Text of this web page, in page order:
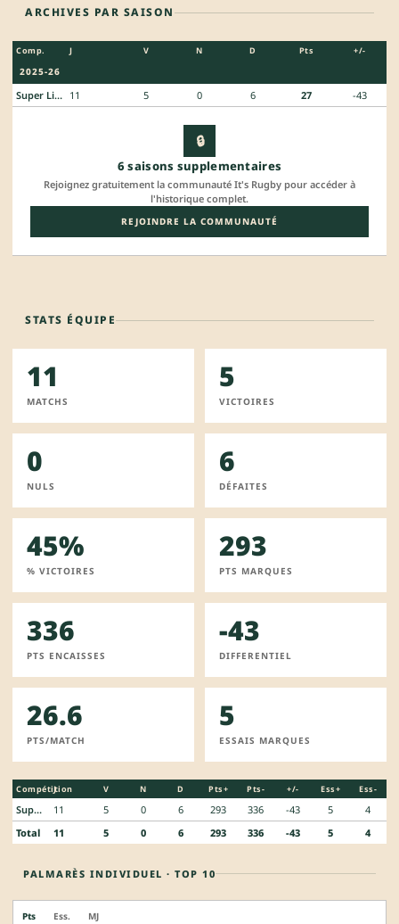
ARCHIVES PAR SAISON
Comp. J V N D Pts +/-
2025-26
Super Liga Americana 11 5 0 6 27 -43
🔒
6 saisons supplementaires
Rejoignez gratuitement la communauté It's Rugby pour accéder à
l'historique complet.
REJOINDRE LA COMMUNAUTÉ
STATS ÉQUIPE
11
MATCHS
5
VICTOIRES
0
NULS
6
DÉFAITES
45%
% VICTOIRES
293
PTS MARQUES
336
PTS ENCAISSES
-43
DIFFERENTIEL
26.6
PTS/MATCH
5
ESSAIS MARQUES
Compétition
J V N D Pts+ Pts- +/- Ess+ Ess-
Super Liga Americana 11 5 0 6 293 336 -43 5
4
Total
11 5 0 6 293 336 -43 5 4
PALMARÈS INDIVIDUEL · TOP 10
Pts Ess. MJ